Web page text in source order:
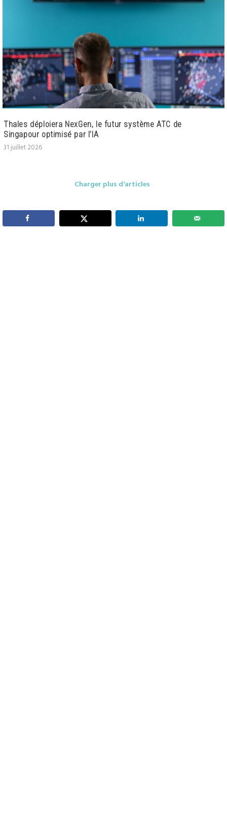
Thales déploiera NexGen, le futur système ATC de
Singapour optimisé par l’IA
31 juillet 2026
Charger plus d'articles